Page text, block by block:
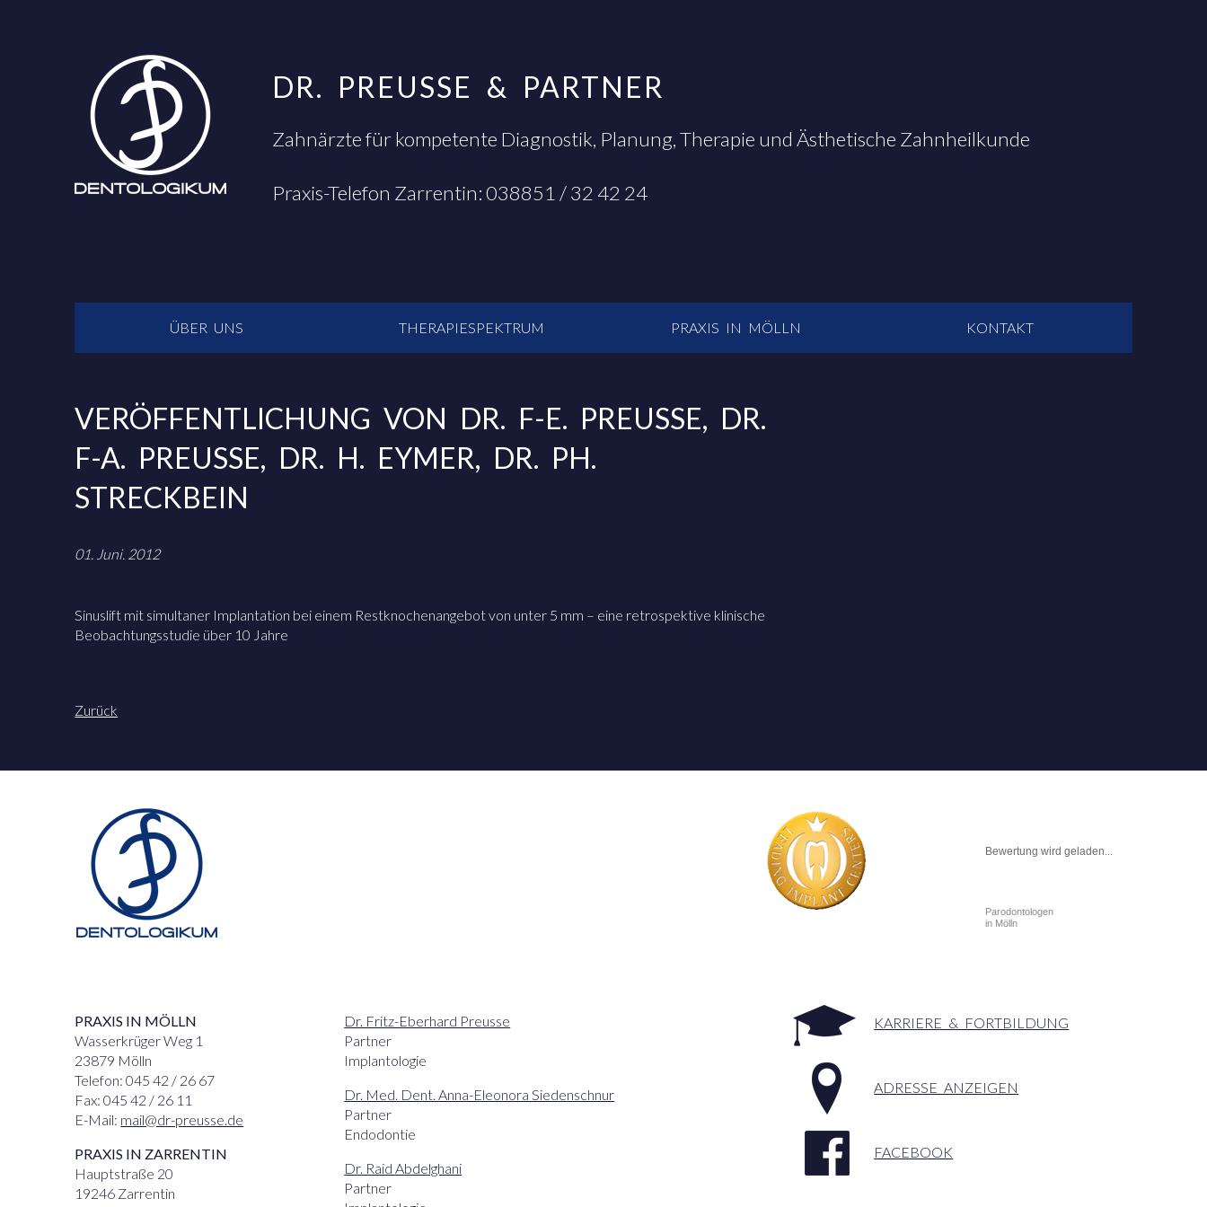
DR. PREUSSE & PARTNER
Zahnärzte für kompetente Diagnostik, Planung, Therapie und Ästhetische Zahnheilkunde
Praxis-Telefon Zarrentin: 038851 / 32 42 24
ÜBER UNS THERAPIESPEKTRUM PRAXIS IN MÖLLN KONTAKT
VERÖFFENTLICHUNG VON DR. F-E. PREUSSE, DR.
F-A. PREUSSE, DR. H. EYMER, DR. PH.
STRECKBEIN
01. Juni. 2012
Sinuslift mit simultaner Implantation bei einem Restknochenangebot von unter 5 mm – eine retrospektive klinische
Beobachtungsstudie über 10 Jahre
Zurück
Bewertung wird geladen...
Parodontologen
in Mölln
PRAXIS IN MÖLLN
Wasserkrüger Weg 1
23879 Mölln
Telefon: 045 42 / 26 67
Fax: 045 42 / 26 11
E-Mail: mail@dr-preusse.de
PRAXIS IN ZARRENTIN
Hauptstraße 20
19246 Zarrentin
Dr. Fritz-Eberhard Preusse
Partner
Implantologie
Dr. Med. Dent. Anna-Eleonora Siedenschnur
Partner
Endodontie
Dr. Raid Abdelghani
Partner
KARRIERE & FORTBILDUNG
ADRESSE ANZEIGEN
FACEBOOK